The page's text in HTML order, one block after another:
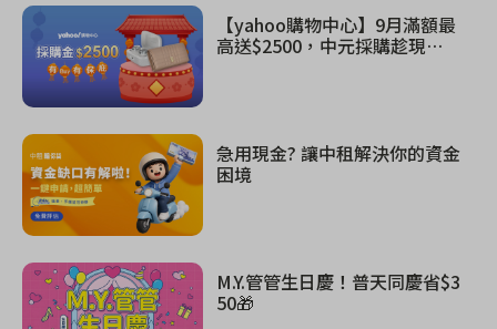
【yahoo購物中心】9月滿額最
高送$2500，中元採購趁現
急用現金? 讓中租解決你的資金
困境
M.Y.管管生日慶！普天同慶省$3
50🎁